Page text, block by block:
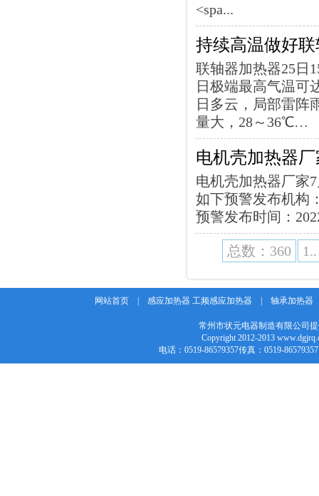
<spa...
持续高温做好
联轴器加热器25日
日极端最高气温可
日多云，局部雷阵
量大，28～36℃…
电机壳加热器
电机壳加热器厂家
如下预警发布机构
预警发布时间：
总数：360 1..
网站首页 感应加热器 工频感应加热器 轴承加热器
常州市状元电器制造有限公司
Copyright 2012-2013
电话：0519-86579357传真：0519-